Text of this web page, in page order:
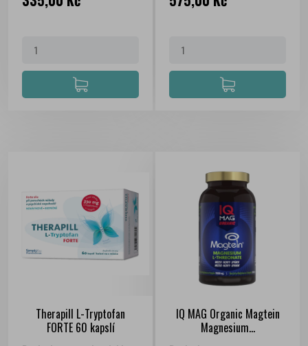
Therapill L-Tryptofan
FORTE 60 kapslí
IQ MAG Organic Magtein
Magnesium...